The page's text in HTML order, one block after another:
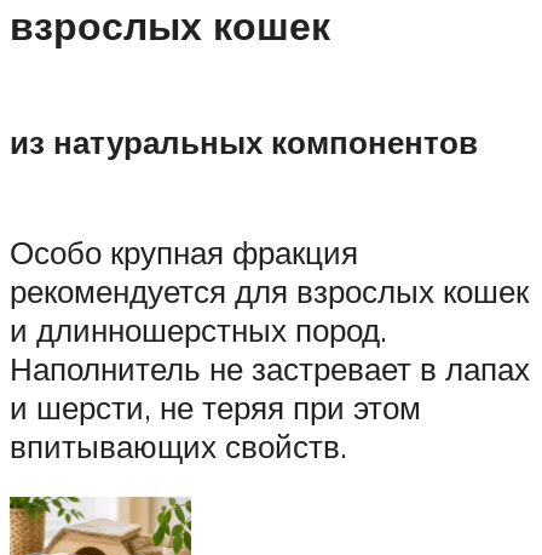
взрослых кошек
из натуральных компонентов
Особо крупная фракция
рекомендуется для взрослых кошек
и длинношерстных пород.
Наполнитель не застревает в лапах
и шерсти, не теряя при этом
впитывающих свойств.